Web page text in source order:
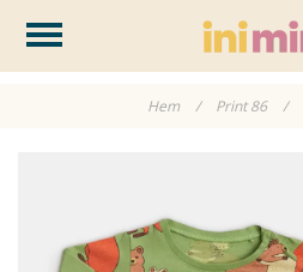
Hem / Print 86 /